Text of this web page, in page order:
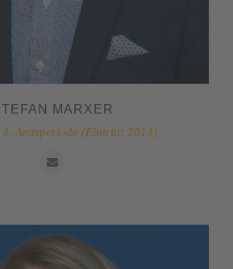
MARXER
4. Amtsperiode (Eintritt: 2014)